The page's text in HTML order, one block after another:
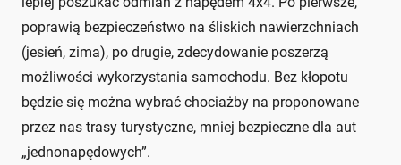
poprawią bezpieczeństwo na śliskich nawierzchniach
(jesień, zima), po drugie, zdecydowanie poszerzą
możliwości wykorzystania samochodu. Bez kłopotu
będzie się można wybrać chociażby na proponowane
przez nas trasy turystyczne, mniej bezpieczne dla aut
„jednonapędowych”.